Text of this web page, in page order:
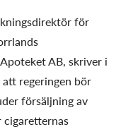
för
AB, skriver i
regeringen bör
försäljning av